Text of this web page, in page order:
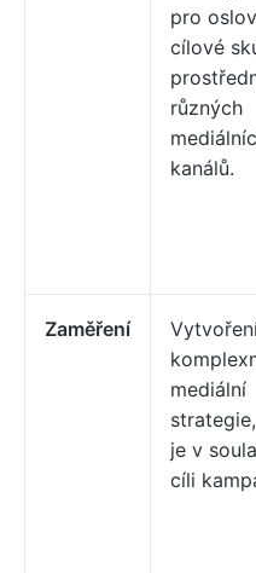
pro
cílové
různých
kanálů.
Zaměření
mediální
je v
cíli